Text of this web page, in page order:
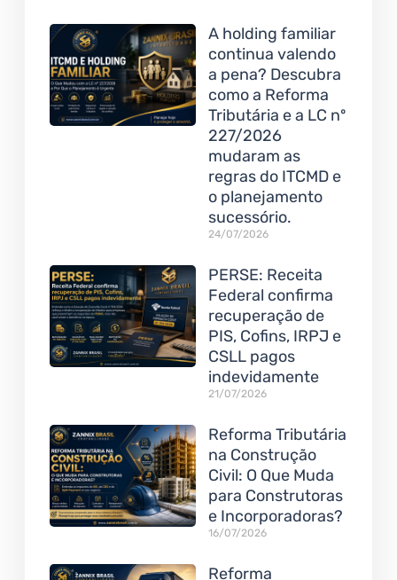
A holding familiar
continua valendo
a pena? Descubra
como a Reforma
Tributária e a LC nº
227/2026
mudaram as
regras do ITCMD e
o planejamento
sucessório.
24/07/2026
PERSE: Receita
Federal confirma
recuperação de
PIS, Cofins, IRPJ e
CSLL pagos
indevidamente
21/07/2026
Reforma Tributária
na Construção
Civil: O Que Muda
para Construtoras
e Incorporadoras?
16/07/2026
Reforma